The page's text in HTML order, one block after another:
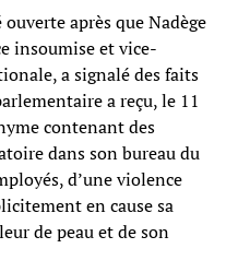
après que Nadège
insoumise et vice-
a signalé des faits
a reçu, le 11
contenant des
dans son bureau du
d’une violence
en cause sa
de peau et de son